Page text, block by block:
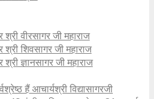
श्री वीरसागर जी महाराज
श्री शिवसागर जी महाराज
श्री ज्ञानसागर जी महाराज
हैं आचार्यश्री विद्यासागरजी